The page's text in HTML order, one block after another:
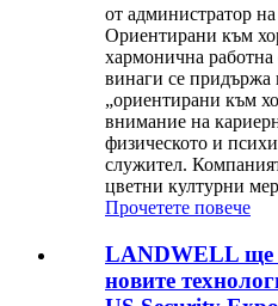
от администратор
Ориентирани към
хармонична
винаги се придържа
„ориентирани към
внимание на
физическото и
служител.
цветни културни
Прочетете повече
LANDWELL ще
новите